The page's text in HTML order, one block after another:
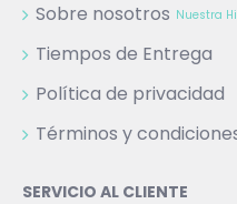
Sobre nosotros Nuestra
Tiempos de Entrega
Política de privacidad
Términos y
SERVICIO AL CLIENTE